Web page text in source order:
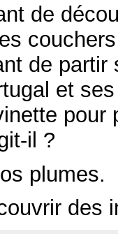
de
de partir
et
pour
il ?
plumes.
des